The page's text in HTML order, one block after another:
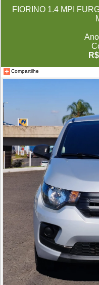
FIORINO 1.4 MPI
Compartilhe